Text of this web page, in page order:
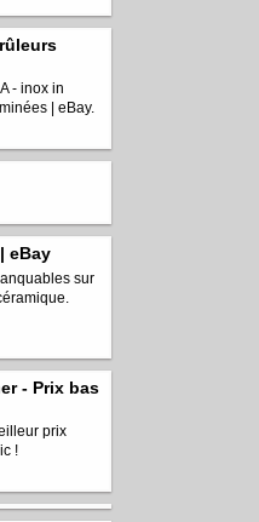
- inox in
| eBay.
eBay
sur
- Prix bas
prix
!